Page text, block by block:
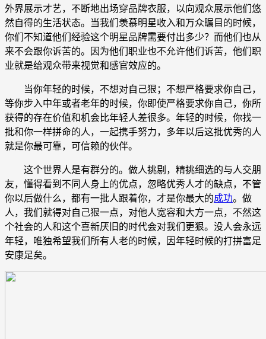
外界展示才艺，不断地出场穿品牌衣服，以向观众展示他们悠
然自得的生活状态。当我们羡慕明星收入和万众瞩目的时候，
你们不知道他们经验这个明星品牌需要付出多少？而他们也从
来不会跟你诉苦的。因为他们职业也不允许他们诉苦，他们职
业就是给观众带来视觉和感官效应的。
当你年轻的时候，不想对自己狠；不想严格要求你自己，
等你步入中年或者老年的时候，你即使严格要求你自己，你所
获得的存在价值和机会比年轻人差很多。年轻的时候，你找一
批和你一样拼命的人，一起携手努力，多年以后这批优秀的人
就是你最可靠，可信赖的伙伴。
这个世界人是有群分的。做人挑剔，精挑细选的与人交朋
友，懂得看到不同人身上的优点，忽略优秀人才的缺点，不管
你以后做什么，都有一批人跟着你，才是你最大的成功。做
人，我们就得对自己狠一点，对他人宽容和大方一点，不然这
个社会的人和这个喜新厌旧的时代会对我们更狠。没人会永远
年轻，唯独希望我们所有人老的时候，因年轻时候的打拼富足
安康足矣。